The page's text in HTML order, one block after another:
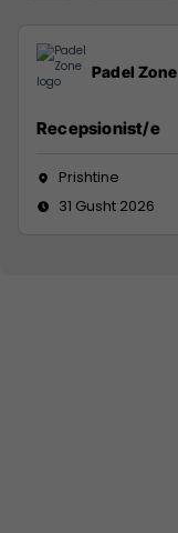
Padel Zone
Recepsionist/e
Prishtine
31 Gusht 2026